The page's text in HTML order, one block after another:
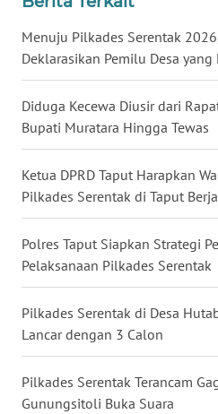
Menuju Pilkades Serentak
Deklarasikan Pemilu Desa yang
Diduga Kecewa Diusir dari
Bupati Muratara Hingga Tewas
Ketua DPRD Taput Harapkan
Pilkades Serentak di Taput
Polres Taput Siapkan Strategi
Pelaksanaan Pilkades Serentak
Pilkades Serentak di Desa
Lancar dengan 3 Calon
Pilkades Serentak Terancam
Gunungsitoli Buka Suara
WN
WN
SULSEL
WN
GORONTALO
WN
SULUT
WN
MALUKU
WN